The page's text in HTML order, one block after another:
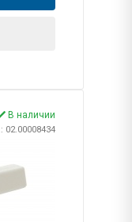
В наличии
02.00008434